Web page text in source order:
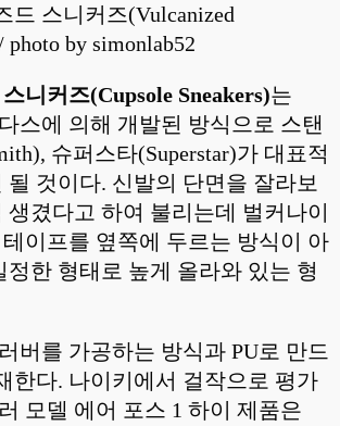
드 스니커즈(Vulcanized
photo by simonlab52
니커즈(Cupsole Sneakers)는
스에 의해 개발된 방식으로 스탠
슈퍼스타(Superstar)가 대표적
될 것이다. 신발의 단면을 잘라보
생겼다고 하여 불리는데 벌커나이
이프를 옆쪽에 두르는 방식이 아
정한 형태로 높게 올라와 있는 형
버를 가공하는 방식과 PU로 만드
한다. 나이키에서 걸작으로 평가
모델 에어 포스 1 하이 제품은